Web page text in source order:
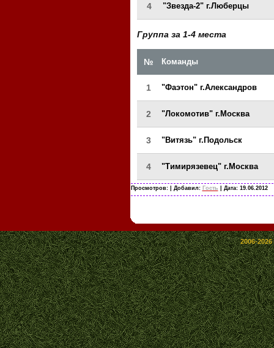
4 "Звезда-2" г.Люберцы
Группа за 1-4 места
№ Команды
1 "Фаэтон" г.Александров
2 "Локомотив" г.Москва
3 "Витязь" г.Подольск
4 "Тимирязевец" г.Москва
Просмотров: | Добавил: Гость | Дата: 19.06.2012
2006-